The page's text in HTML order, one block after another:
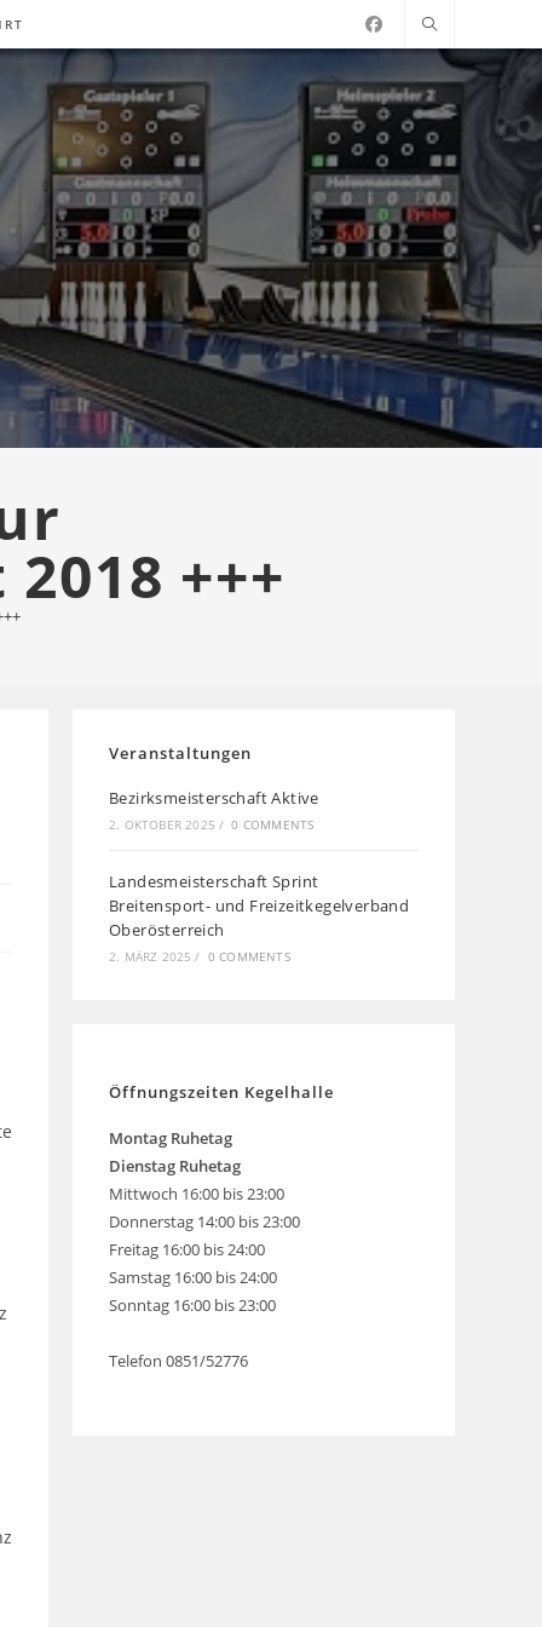
+++
Veranstaltungen
Bezirksmeisterschaft Aktive
2. OKTOBER 2025 / 0 COMMENTS
Landesmeisterschaft Sprint
Breitensport- und Freizeitkegelverband
Oberösterreich
2. MÄRZ 2025 / 0 COMMENTS
Öffnungszeiten Kegelhalle
Montag Ruhetag
Dienstag Ruhetag
Mittwoch 16:00 bis 23:00
Donnerstag 14:00 bis 23:00
Freitag 16:00 bis 24:00
Samstag 16:00 bis 24:00
Sonntag 16:00 bis 23:00
Telefon 0851/52776